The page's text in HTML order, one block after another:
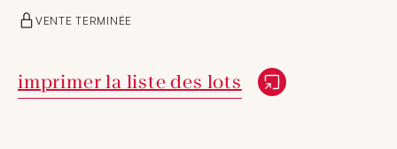
VENTE TERMINÉE
Nouvelle fenêtre
imprimer la liste des lots